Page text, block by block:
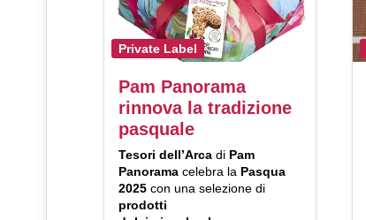
Private Label
Pam Panorama
rinnova la tradizione
pasquale
Tesori dell’Arca di Pam
Panorama celebra la Pasqua
2025 con una selezione di
prodotti